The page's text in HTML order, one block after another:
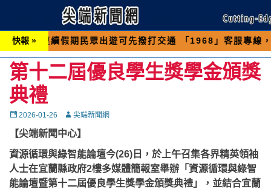
快報 »
期民眾出遊可先撥打交通 「1968」客服專線，以避免
第十二屆優良學生獎學金頒獎
典禮
Posted
2026-01-26 Autor尖端新聞網
【尖端新聞中心】
資源循環與綠智能論壇今(26)日，於上午召集各界精英領袖
人士在宜蘭縣政府2樓多媒體簡報室舉辦「資源循環與綠智
能論壇暨第十二屆優良學生獎學金頒獎典禮」，並結合宜蘭